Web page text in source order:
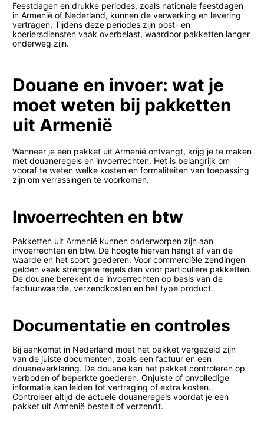
Feestdagen en drukke periodes, zoals nationale feestdagen
in Armenië of Nederland, kunnen de verwerking en levering
vertragen. Tijdens deze periodes zijn post- en
koeriersdiensten vaak overbelast, waardoor pakketten langer
onderweg zijn.
Douane en invoer: wat je
moet weten bij pakketten
uit Armenië
Wanneer je een pakket uit Armenië ontvangt, krijg je te maken
met douaneregels en invoerrechten. Het is belangrijk om
vooraf te weten welke kosten en formaliteiten van toepassing
zijn om verrassingen te voorkomen.
Invoerrechten en btw
Pakketten uit Armenië kunnen onderworpen zijn aan
invoerrechten en btw. De hoogte hiervan hangt af van de
waarde en het soort goederen. Voor commerciële zendingen
gelden vaak strengere regels dan voor particuliere pakketten.
De douane berekent de invoerrechten op basis van de
factuurwaarde, verzendkosten en het type product.
Documentatie en controles
Bij aankomst in Nederland moet het pakket vergezeld zijn
van de juiste documenten, zoals een factuur en een
douaneverklaring. De douane kan het pakket controleren op
verboden of beperkte goederen. Onjuiste of onvolledige
informatie kan leiden tot vertraging of extra kosten.
Controleer altijd de actuele douaneregels voordat je een
pakket uit Armenië bestelt of verzendt.